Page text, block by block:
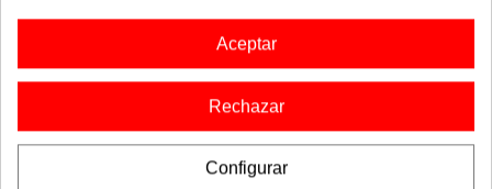
Aceptar
Rechazar
Configurar